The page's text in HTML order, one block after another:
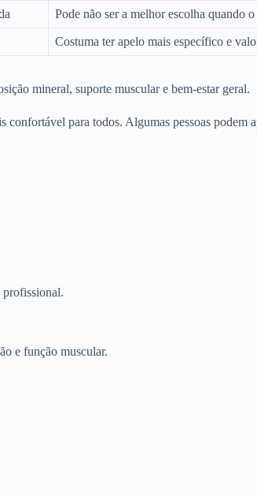
Pode não ser a melhor escolha quando
Costuma ter apelo mais específico e
mineral, suporte muscular e bem-estar geral.
para todos. Algumas pessoas podem
profissional.
e função muscular.